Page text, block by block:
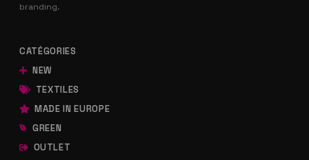
branding.
CATÉGORIES
NEW
TEXTILES
MADE IN EUROPE
GREEN
OUTLET